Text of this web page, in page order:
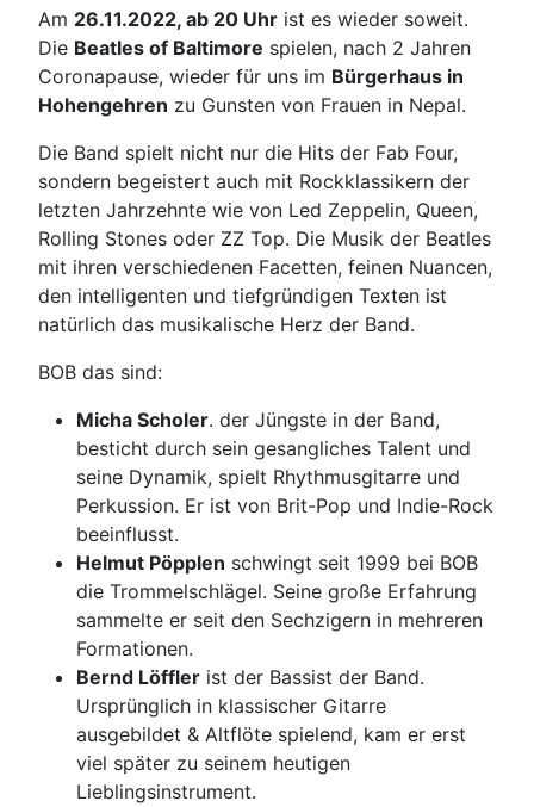
Am 26.11.2022, ab 20 Uhr ist es wieder soweit.
Die Beatles of Baltimore spielen, nach 2 Jahren
Coronapause, wieder für uns im Bürgerhaus in
Hohengehren zu Gunsten von Frauen in Nepal.
Die Band spielt nicht nur die Hits der Fab Four,
sondern begeistert auch mit Rockklassikern der
letzten Jahrzehnte wie von Led Zeppelin, Queen,
Rolling Stones oder ZZ Top. Die Musik der Beatles
mit ihren verschiedenen Facetten, feinen Nuancen,
den intelligenten und tiefgründigen Texten ist
natürlich das musikalische Herz der Band.
BOB das sind:
Micha Scholer. der Jüngste in der Band,
besticht durch sein gesangliches Talent und
seine Dynamik, spielt Rhythmusgitarre und
Perkussion. Er ist von Brit-Pop und Indie-Rock
beeinflusst.
Helmut Pöpplen schwingt seit 1999 bei BOB
die Trommelschlägel. Seine große Erfahrung
sammelte er seit den Sechzigern in mehreren
Formationen.
Bernd Löffler ist der Bassist der Band.
Ursprünglich in klassischer Gitarre
ausgebildet & Altflöte spielend, kam er erst
viel später zu seinem heutigen
Lieblingsinstrument.